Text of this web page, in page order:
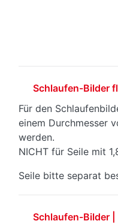
Schlaufen-Bilder
Für den
einem Durchmesser
werden.
NICHT für Seile mit
Seile bitte separat
Schlaufen-Bilder |